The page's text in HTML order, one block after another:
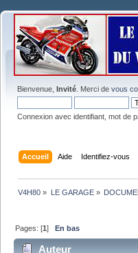
Bienvenue, Invité . Merci de vous
Connexion avec identifiant, mot de
Accueil Aide Identifiez-vous
V4H80 » LE GARAGE»
Pages: [1]En bas
Auteur